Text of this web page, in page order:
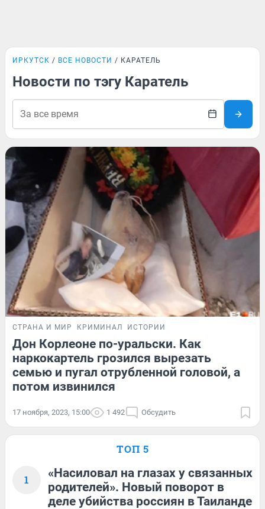
ИРКУТСК ВСЕ НОВОСТИ КАРАТЕЛЬ
Новости по тэгу Каратель
СТРАНА И МИР КРИМИНАЛ ИСТОРИИ
Дон Корлеоне по-уральски. Как
наркокартель грозился вырезать
семью и пугал отрубленной головой, а
потом извинился
17 ноября, 2023, 15:00 1 492 Обсудить
ТОП 5
1
«Насиловал на глазах у связанных
родителей». Новый поворот в
деле убийства россиян в Таиланде